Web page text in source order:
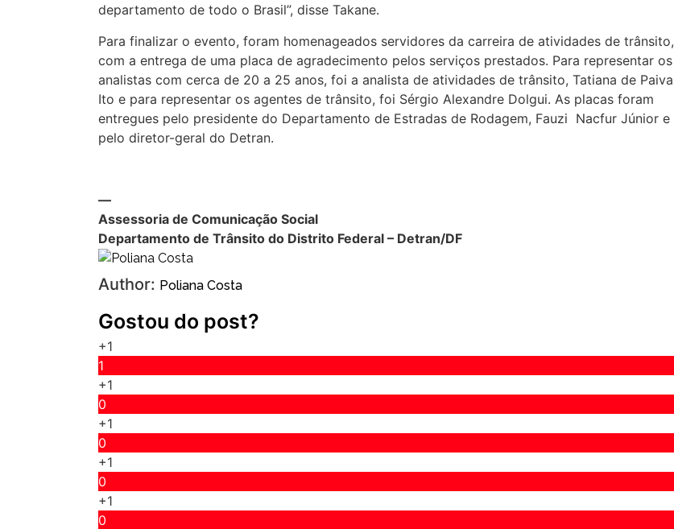
departamento de todo o Brasil”, disse Takane.
Para finalizar o evento, foram homenageados servidores da carreira de atividades de trânsito,
com a entrega de uma placa de agradecimento pelos serviços prestados. Para representar os
analistas com cerca de 20 a 25 anos, foi a analista de atividades de trânsito, Tatiana de Paiva
Ito e para representar os agentes de trânsito, foi Sérgio Alexandre Dolgui. As placas foram
entregues pelo presidente do Departamento de Estradas de Rodagem, Fauzi Nacfur Júnior e
pelo diretor-geral do Detran.
—
Assessoria de Comunicação Social
Departamento de Trânsito do Distrito Federal – Detran/DF
Author: Poliana Costa
Gostou do post?
+1
1
+1
0
+1
0
+1
0
+1
0